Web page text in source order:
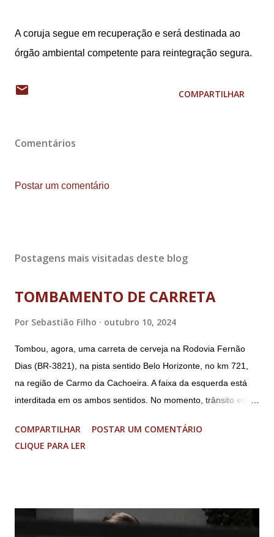
A coruja segue em recuperação e será destinada ao
órgão ambiental competente para reintegração segura.
COMPARTILHAR
Comentários
Postar um comentário
Postagens mais visitadas deste blog
TOMBAMENTO DE CARRETA
Por Sebastião Filho outubro 10, 2024
Tombou, agora, uma carreta de cerveja na Rodovia Fernão
Dias (BR-3821), na pista sentido Belo Horizonte, no km 721,
na região de Carmo da Cachoeira. A faixa da esquerda está
interditada em os ambos sentidos. No momento, trânsito está
Imagens @transitofernaodias *Por Sebastião Filho
COMPARTILHAR
POSTAR UM COMENTÁRIO
CLIQUE PARA LER